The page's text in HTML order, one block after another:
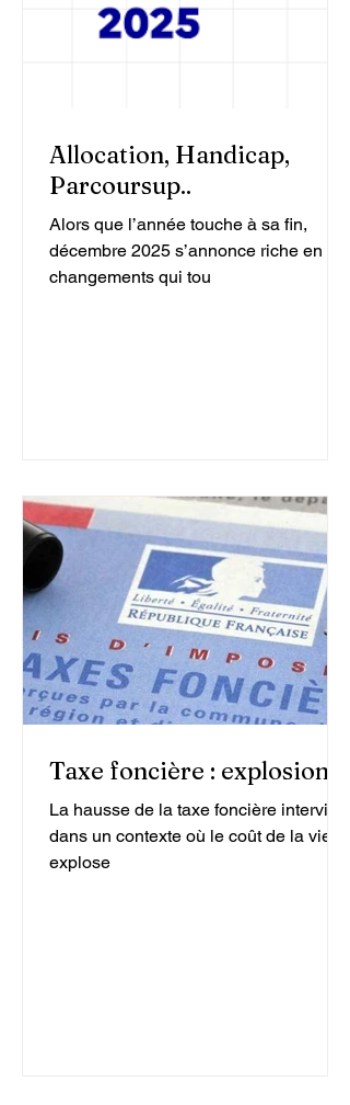
Allocation, Handicap,
Parcoursup..
Alors que l’année touche à sa fin,
décembre 2025 s’annonce riche en
changements qui tou
Taxe foncière : explosion !
La hausse de la taxe foncière intervient
dans un contexte où le coût de la vie
explose